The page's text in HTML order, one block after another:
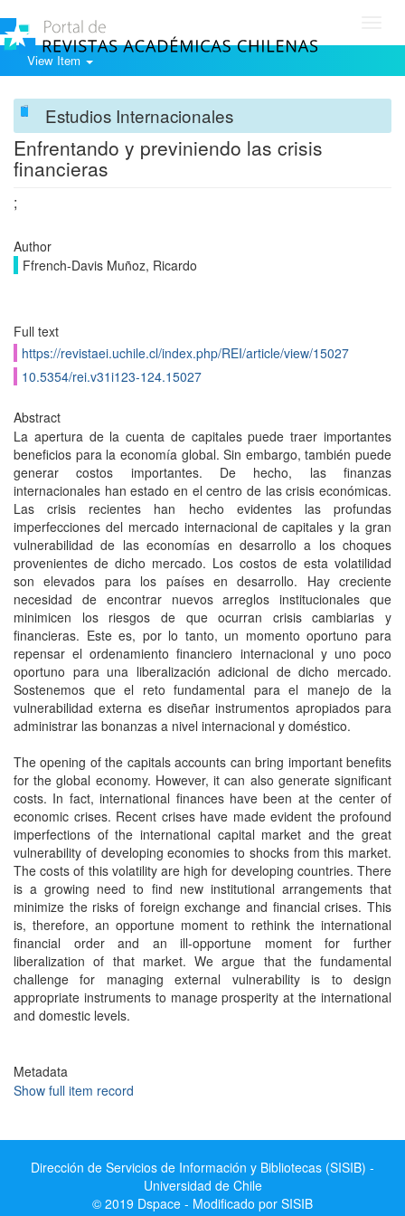
View Item
Estudios Internacionales
Enfrentando y previniendo las crisis
financieras
;
Author
Ffrench-Davis Muñoz, Ricardo
Full text
https://revistaei.uchile.cl/index.php/REI/article/view/15027
10.5354/rei.v31i123-124.15027
Abstract
La apertura de la cuenta de capitales puede traer importantes
beneficios para la economía global. Sin embargo, también puede
generar costos importantes. De hecho, las finanzas
internacionales han estado en el centro de las crisis económicas.
Las crisis recientes han hecho evidentes las profundas
imperfecciones del mercado internacional de capitales y la gran
vulnerabilidad de las economías en desarrollo a los choques
provenientes de dicho mercado. Los costos de esta volatilidad
son elevados para los países en desarrollo. Hay creciente
necesidad de encontrar nuevos arreglos institucionales que
minimicen los riesgos de que ocurran crisis cambiarias y
financieras. Este es, por lo tanto, un momento oportuno para
repensar el ordenamiento financiero internacional y uno poco
oportuno para una liberalización adicional de dicho mercado.
Sostenemos que el reto fundamental para el manejo de la
vulnerabilidad externa es diseñar instrumentos apropiados para
administrar las bonanzas a nivel internacional y doméstico.
The opening of the capitals accounts can bring important benefits
for the global economy. However, it can also generate significant
costs. In fact, international finances have been at the center of
economic crises. Recent crises have made evident the profound
imperfections of the international capital market and the great
vulnerability of developing economies to shocks from this market.
The costs of this volatility are high for developing countries. There
is a growing need to find new institutional arrangements that
minimize the risks of foreign exchange and financial crises. This
is, therefore, an opportune moment to rethink the international
financial order and an ill-opportune moment for further
liberalization of that market. We argue that the fundamental
challenge for managing external vulnerability is to design
appropriate instruments to manage prosperity at the international
and domestic levels.
Metadata
Show full item record
Dirección de Servicios de Información y Bibliotecas (SISIB) -
Universidad de Chile
© 2019 Dspace - Modificado por SISIB